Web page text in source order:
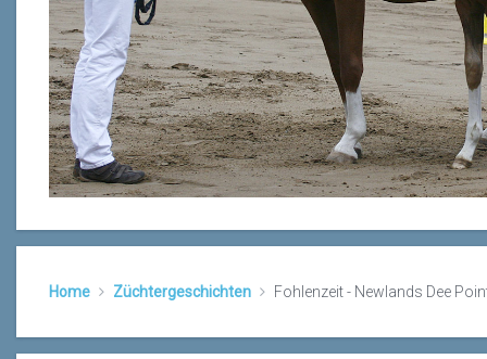
Home Züchtergeschichten Fohlenzeit - Newlands Dee